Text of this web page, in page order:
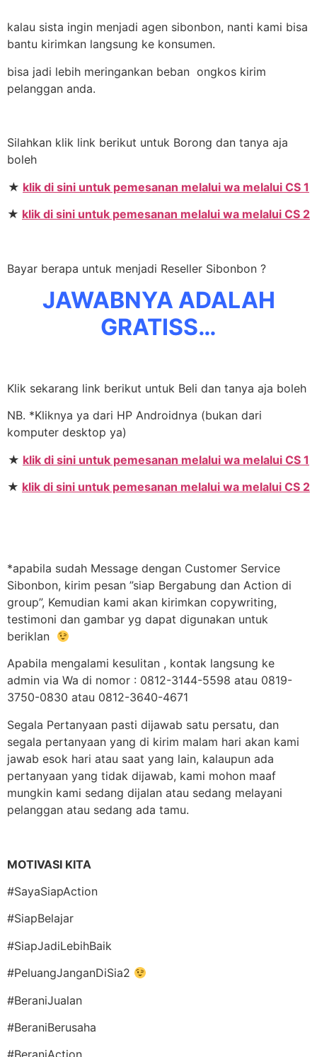
kalau sista ingin menjadi agen sibonbon, nanti kami bisa
bantu kirimkan langsung ke konsumen.
bisa jadi lebih meringankan beban ongkos kirim
pelanggan anda.
Silahkan klik link berikut untuk Borong dan tanya aja
boleh
★ klik di sini untuk pemesanan melalui wa melalui CS 1
★ klik di sini untuk pemesanan melalui wa melalui CS 2
Bayar berapa untuk menjadi Reseller Sibonbon ?
JAWABNYA ADALAH
GRATISS…
Klik sekarang link berikut untuk Beli dan tanya aja boleh
NB. *Kliknya ya dari HP Androidnya (bukan dari
komputer desktop ya)
★ klik di sini untuk pemesanan melalui wa melalui CS 1
★ klik di sini untuk pemesanan melalui wa melalui CS 2
*apabila sudah Message dengan Customer Service
Sibonbon, kirim pesan ”siap Bergabung dan Action di
group”, Kemudian kami akan kirimkan copywriting,
testimoni dan gambar yg dapat digunakan untuk
beriklan
Apabila mengalami kesulitan , kontak langsung ke
admin via Wa di nomor : 0812-3144-5598 atau 0819-
3750-0830 atau 0812-3640-4671
Segala Pertanyaan pasti dijawab satu persatu, dan
segala pertanyaan yang di kirim malam hari akan kami
jawab esok hari atau saat yang lain, kalaupun ada
pertanyaan yang tidak dijawab, kami mohon maaf
mungkin kami sedang dijalan atau sedang melayani
pelanggan atau sedang ada tamu.
MOTIVASI KITA
#SayaSiapAction
#SiapBelajar
#SiapJadiLebihBaik
#PeluangJanganDiSia2
#BeraniJualan
#BeraniBerusaha